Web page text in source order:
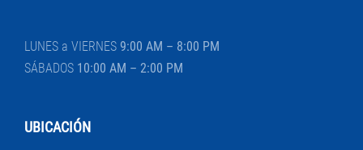
LUNES a VIERNES 9:00 AM – 8:00 PM
SÁBADOS 10:00 AM – 2:00 PM
UBICACIÓN